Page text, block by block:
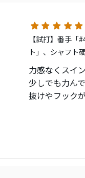
【試打】番手「
ト」、シャフト
力感なくスイ
少しでも力ん
抜けやフック
ヘッドの効
もう少し、